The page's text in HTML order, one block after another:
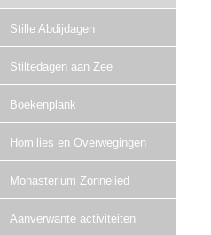
Stille Abdijdagen
Stiltedagen aan Zee
Boekenplank
Homilies en Overwegingen
Monasterium Zonnelied
Aanverwante activiteiten